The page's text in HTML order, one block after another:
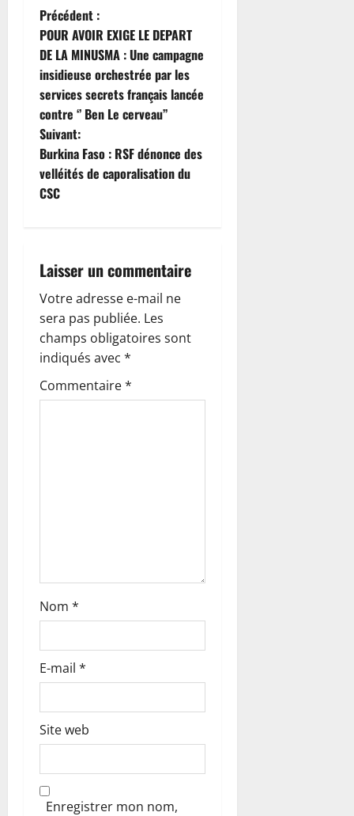
N
a
v
i
g
a
o
n
d
’
l
e
Précédent :
POUR AVOIR EXIGE LE DEPART
DE LA MINUSMA : Une campagne
insidieuse orchestrée par les
services secrets français lancée
contre ‘’ Ben Le cerveau’’
Suivant:
Burkina Faso : RSF dénonce des
velléités de caporalisation du
CSC
Laisser un commentaire
Votre adresse e-mail ne
sera pas publiée. Les
champs obligatoires sont
indiqués avec *
Commentaire*
Nom *
E-mail *
Site web
Enregistrer mon nom,